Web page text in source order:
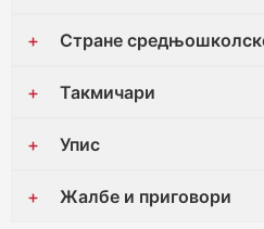
Стране
Такмичари
Упис
Жалбе и приговори